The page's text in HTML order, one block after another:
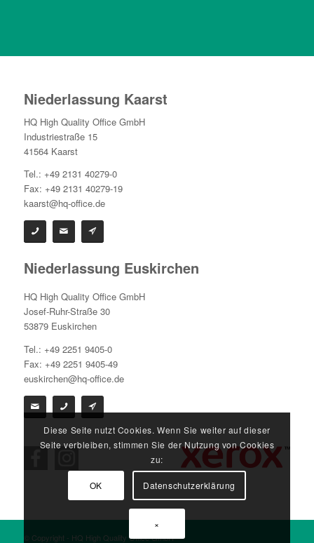
Niederlassung Kaarst
HQ High Quality Office GmbH
Industriestraße 15
41564 Kaarst
Tel.: +49 2131 40279-0
Fax: +49 2131 40279-19
kaarst@hq-office.de
Niederlassung Euskirchen
HQ High Quality Office GmbH
Josef-Ruhr-Straße 30
53879 Euskirchen
Tel.: +49 2251 9405-0
Fax: +49 2251 9405-49
euskirchen@hq-office.de
© Copyright - HQ High Quality Office GmbH
Diese Seite nutzt Cookies. Wenn Sie weiter auf dieser
Seite verbleiben, stimmen Sie der Nutzung von Cookies
zu:
OK Datenschutzerklärung
×